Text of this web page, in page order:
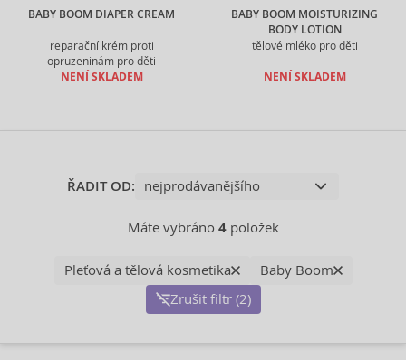
BABY BOOM DIAPER CREAM
reparační krém proti
opruzeninám pro děti
NENÍ SKLADEM
BABY BOOM MOISTURIZING
BODY LOTION
tělové mléko pro děti
NENÍ SKLADEM
ŘADIT OD:
Máte vybráno 4položek
Pleťová a tělová kosmetika
Baby Boom
Zrušit filtr (2)